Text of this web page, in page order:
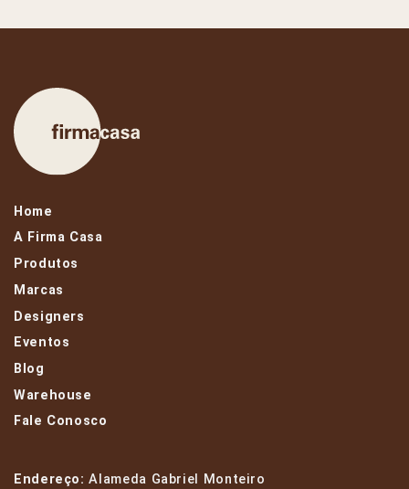
Home
A Firma Casa
Produtos
Marcas
Designers
Eventos
Blog
Warehouse
Fale Conosco
Endereço:Alameda Gabriel Monteiro